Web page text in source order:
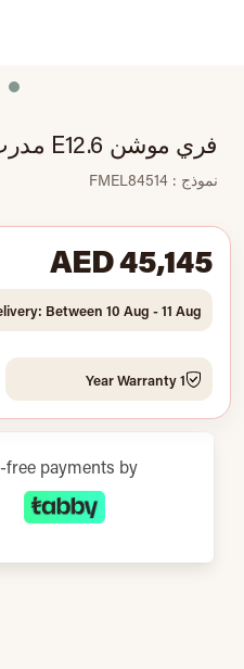
فري موشن E12.6 مدرب بيضاوي الشكل
نموذج : FMEL84514
AED 45,145
Between 10 Aug - 11 Aug
1 Year Warranty
payments by